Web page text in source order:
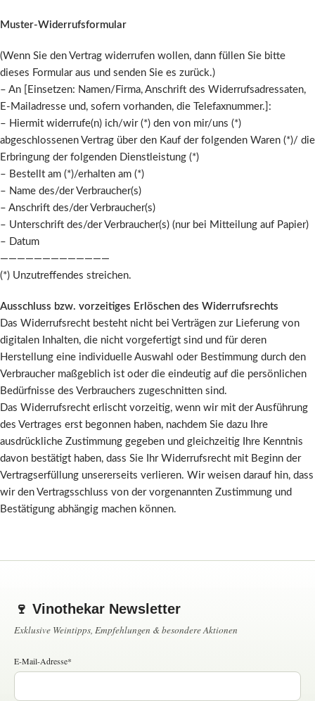
Muster-Widerrufsformular
(Wenn Sie den Vertrag widerrufen wollen, dann füllen Sie bitte
dieses Formular aus und senden Sie es zurück.)
– An [Einsetzen: Namen/Firma, Anschrift des Widerrufsadressaten,
E-Mailadresse und, sofern vorhanden, die Telefaxnummer.]:
– Hiermit widerrufe(n) ich/wir (*) den von mir/uns (*)
abgeschlossenen Vertrag über den Kauf der folgenden Waren (*)/ die
Erbringung der folgenden Dienstleistung (*)
– Bestellt am (*)/erhalten am (*)
– Name des/der Verbraucher(s)
– Anschrift des/der Verbraucher(s)
– Unterschrift des/der Verbraucher(s) (nur bei Mitteilung auf Papier)
– Datum
—————————————
(*) Unzutreffendes streichen.
Ausschluss bzw. vorzeitiges Erlöschen des Widerrufsrechts
Das Widerrufsrecht besteht nicht bei Verträgen zur Lieferung von
digitalen Inhalten, die nicht vorgefertigt sind und für deren
Herstellung eine individuelle Auswahl oder Bestimmung durch den
Verbraucher maßgeblich ist oder die eindeutig auf die persönlichen
Bedürfnisse des Verbrauchers zugeschnitten sind.
Das Widerrufsrecht erlischt vorzeitig, wenn wir mit der Ausführung
des Vertrages erst begonnen haben, nachdem Sie dazu Ihre
ausdrückliche Zustimmung gegeben und gleichzeitig Ihre Kenntnis
davon bestätigt haben, dass Sie Ihr Widerrufsrecht mit Beginn der
Vertragserfüllung unsererseits verlieren. Wir weisen darauf hin, dass
wir den Vertragsschluss von der vorgenannten Zustimmung und
Bestätigung abhängig machen können.
🍷 Vinothekar Newsletter
Exklusive Weintipps, Empfehlungen & besondere Aktionen
E-Mail-Adresse*